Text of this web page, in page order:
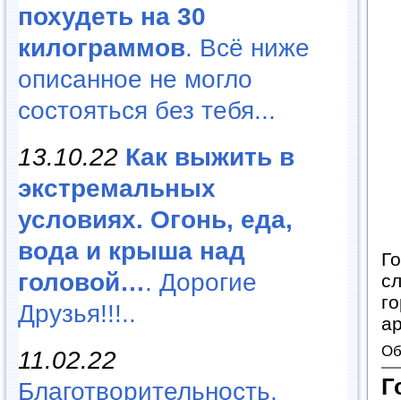
похудеть на 30
килограммов. Всё ниже
описанное не могло
состояться без тебя...
13.10.22 Как выжить в
экстремальных
условиях. Огонь, еда,
вода и крыша над
головой…. Дорогие
Друзья!!!..
11.02.22
Благотворительность,